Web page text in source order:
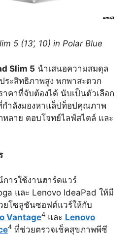
5 (13’, 10) in Polar Blue
Slim 5 นำเสนอความสมดุล
ระสิทธิภาพสูง พกพาสะดวก
คาที่จับต้องได้ นับเป็นตัวเลือก
กำลังมองหาแล็ปท็อปคุณภาพ
หลาย ตอบโจทย์ไลฟ์สไตล์ และ
ารใช้งานฮาร์ดแวร์
และ Lenovo IdeaPad ให้มี
ยโซลูชันซอฟต์แวร์ให้กับ
Vantage4 และ Lenovo
4 ที่ช่วยตรวจเช็คสุขภาพพีซี